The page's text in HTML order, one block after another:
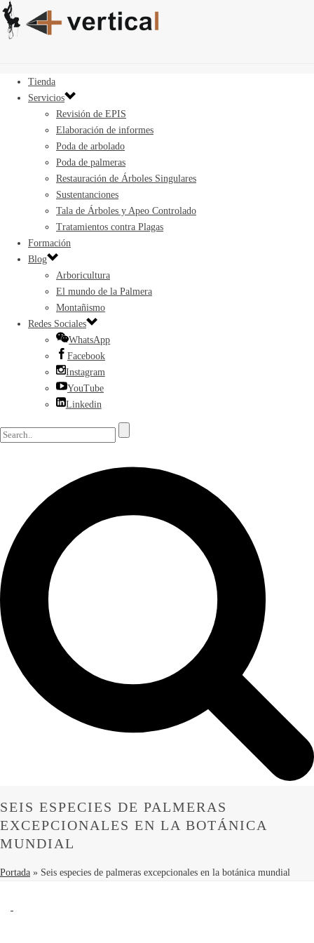
Tienda
Servicios
Revisión de EPIS
Elaboración de informes
Poda de arbolado
Poda de palmeras
Restauración de Árboles Singulares
Sustentanciones
Tala de Árboles y Apeo Controlado
Tratamientos contra Plagas
Formación
Blog
Arboricultura
El mundo de la Palmera
Montañismo
Redes Sociales
WhatsApp
Facebook
Instagram
YouTube
Linkedin
SEIS ESPECIES DE PALMERAS
EXCEPCIONALES EN LA BOTÁNICA
MUNDIAL
Portada » Seis especies de palmeras excepcionales en la botánica mundial